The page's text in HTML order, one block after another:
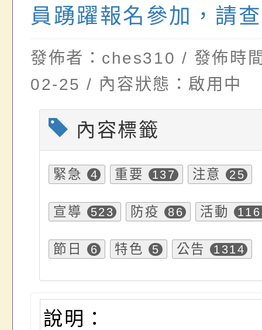
位協助鼓勵所屬同仁
關（構）、學校、
名參加，請查照
算器」，公立學校退
亦可利用
員踴躍報名參加，請
發佈者：ches310 / 發佈時
02-25 / 內容狀態：啟用中
內容標籤
緊急 4 重要 137 注意 25
宣導 523 防疫 86 活動
節日 6 特色 5 公告 1314
說明：